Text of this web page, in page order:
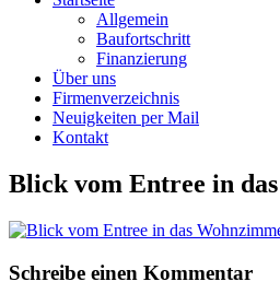
Allgemein
Baufortschritt
Finanzierung
Über uns
Firmenverzeichnis
Neuigkeiten per Mail
Kontakt
Blick vom Entree in
Schreibe einen Kommentar